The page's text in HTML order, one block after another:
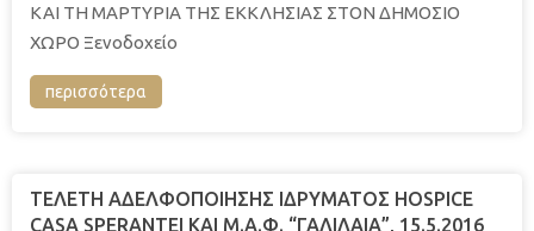
ΚΑΙ ΤΗ ΜΑΡΤΥΡΙΑ ΤΗΣ ΕΚΚΛΗΣΙΑΣ ΣΤΟΝ ΔΗΜΟΣΙΟ
ΧΩΡΟ Ξενοδοχείο
περισσότερα
ΤΕΛΕΤΗ ΑΔΕΛΦΟΠΟΙΗΣΗΣ ΙΔΡΥΜΑΤΟΣ HOSPICE
CASA SPERANTEI ΚΑΙ Μ.Α.Φ. “ΓΑΛΙΛΑΙΑ”, 15.5.2016